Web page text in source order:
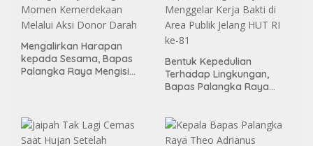
Mengalirkan Harapan
kepada Sesama, Bapas
Palangka Raya Mengisi
Bentuk Kepedulian
Terhadap Lingkungan,
Bapas Palangka Raya
ke-81